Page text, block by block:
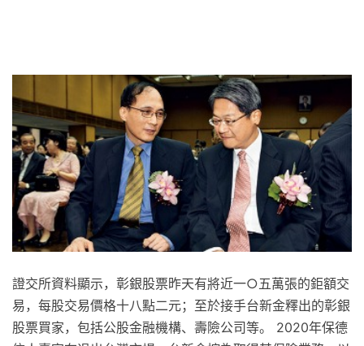
證交所資料顯示，彰銀股票昨天有將近一○五萬張的鉅額交
易，每股交易價格十八點二元；至於接手台新金釋出的彰銀
股票買家，包括公股金融機構、壽險公司等。 2020年保德